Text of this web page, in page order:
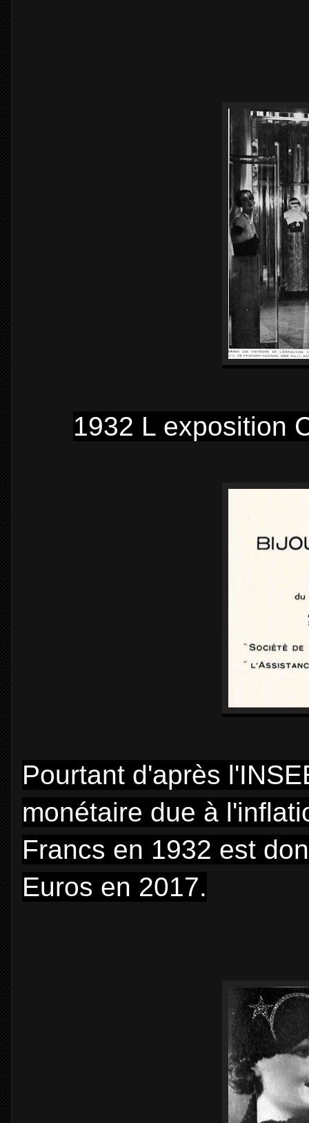
1932 L exposition
Pourtant d'après
monétaire due à
Francs en 1932 est
Euros en 2017.